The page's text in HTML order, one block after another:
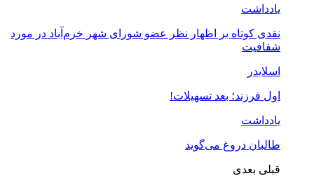
یادداشت
نقدی کوتاه بر اظهار نظر عضو شورای شهر خرم‌آباد در مورد
شفافیت
اسلایدر
اول فرزند؛ بعد تسهیلات!
یادداشت
طالبان دروغ می‌گوید
قبلی بعدی